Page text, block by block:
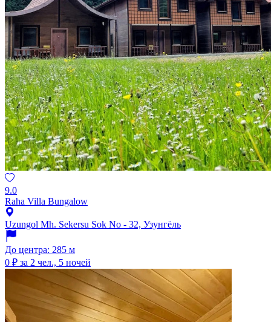
9.0
Raha Villa Bungalow
Uzungol Mh. Sekersu Sok No - 32, Узунгёль
До центра: 285 м
0 ₽ за 2 чел., 5 ночей